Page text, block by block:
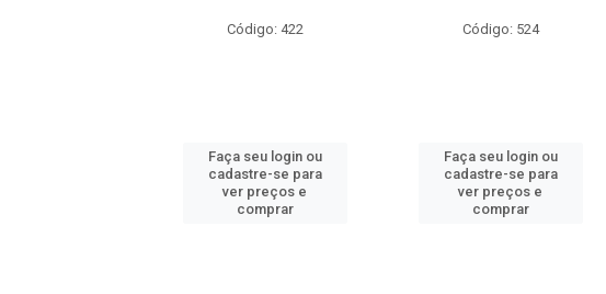
Código: 422
Faça seu login ou
cadastre-se para
ver preços e
comprar
Código: 524
Faça seu login ou
cadastre-se para
ver preços e
comprar